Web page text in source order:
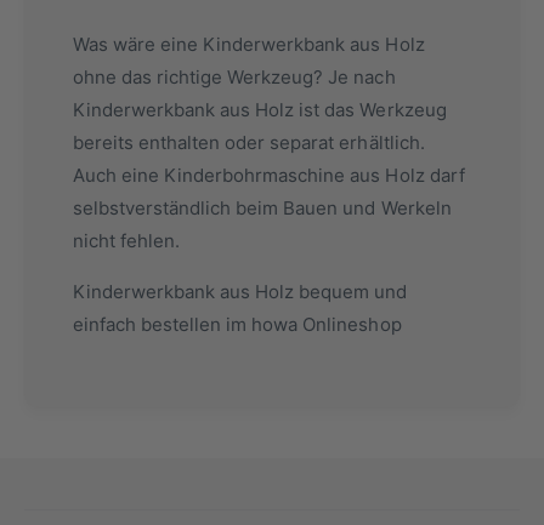
Was wäre eine Kinderwerkbank aus Holz
ohne das richtige Werkzeug? Je nach
Kinderwerkbank aus Holz ist das Werkzeug
bereits enthalten oder separat erhältlich.
Auch eine Kinderbohrmaschine aus Holz darf
selbstverständlich beim Bauen und Werkeln
nicht fehlen.
Kinderwerkbank aus Holz bequem und
einfach bestellen im howa Onlineshop